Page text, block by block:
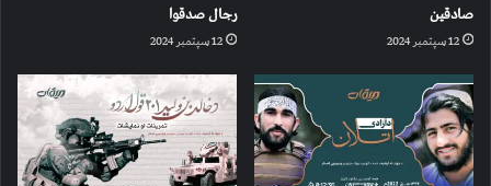
صادقین
12 سپتمبر 2024
رجال صدقوا
12 سپتمبر 2024